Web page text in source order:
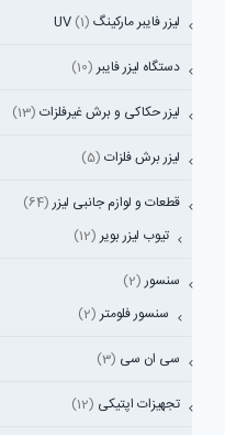
لیزر فایبر مارکینگ UV (1)
دستگاه لیزر فایبر (10)
لیزر حکاکی و برش غیرفلزات (13)
لیزر برش فلزات (5)
قطعات و لوازم جانبی لیزر (64)
تیوب لیزر بویر (12)
سنسور (2)
سنسور فلومتر (2)
سی ان سی (3)
تجهیزات اپتیکی (12)